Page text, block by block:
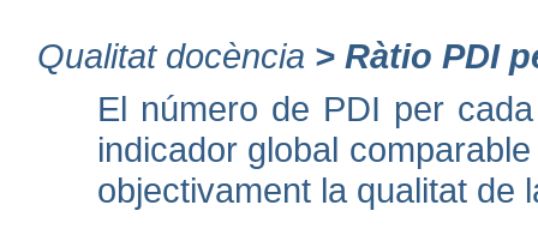
Qualitat docència > Ràtio PDI
El número de PDI per
indicador global
objectivament la qualitat de